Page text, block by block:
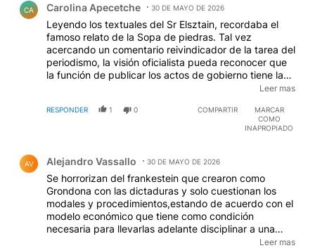
CA Carolina Apecetche 30 DE MAYO DE 2026
Leyendo los textuales del Sr Elsztain, recordaba el
famoso relato de la Sopa de piedras. Tal vez
acercando un comentario reivindicador de la tarea del
periodismo, la visión oficialista pueda reconocer que
la función de publicar los actos de gobierno tiene la
misión de transparentar la gestión democrática. Las
los espacios de discusón se han ampliado como
nunca antes. El gobierno debería ser ejemplo de la
reconocer que no requirió un séquito adulador. Entre
todos podríamos preparar una rica sopa.
Leer mas
RESPONDER 1 0 COMPARTIR
MARCAR
COMO
INAPROPIADO
AV Alejandro Vassallo 30 DE MAYO DE 2026
Se horrorizan del frankestein que crearon como
Grondona con las dictaduras y solo cuestionan los
modales y procedimientos,estando de acuerdo con el
modelo económico que tiene como condición
necesaria para llevarlas adelante disciplinar a una
sociedad, atacando todo aquello que cuestiona sus
Leer mas